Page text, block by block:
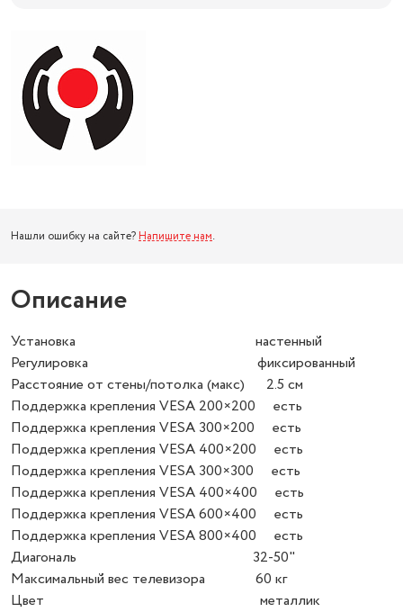
Нашли ошибку на сайте? Напишите нам.
Описание
Установка настенный
Регулировка фиксированный
Расстояние от стены/потолка (макс) 2.5 см
Поддержка крепления VESA 200×200 есть
Поддержка крепления VESA 300×200 есть
Поддержка крепления VESA 400×200 есть
Поддержка крепления VESA 300×300 есть
Поддержка крепления VESA 400×400 есть
Поддержка крепления VESA 600×400 есть
Поддержка крепления VESA 800×400 есть
Диагональ 32-50"
Максимальный вес телевизора 60 кг
Цвет металлик